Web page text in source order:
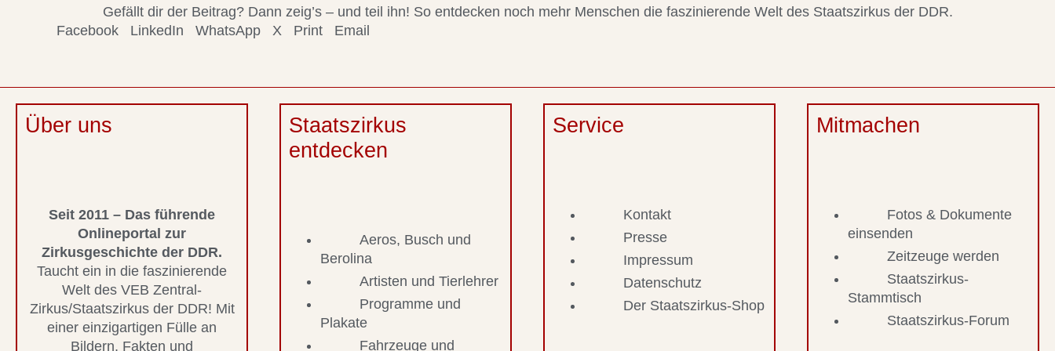
Gefällt dir der Beitrag? Dann zeig’s – und teil ihn! So entdecken noch mehr Menschen die faszinierende Welt des Staatszirkus der DDR.
Facebook
LinkedIn WhatsApp X Print Email
Über uns
Seit 2011 – Das führende
Onlineportal zur
Zirkusgeschichte der DDR.
Taucht ein in die faszinierende
Welt des VEB Zentral-
Zirkus/Staatszirkus der DDR! Mit
einer einzigartigen Fülle an
Bildern, Fakten und
Staatszirkus
entdecken
Aeros, Busch und
Berolina
Artisten und Tierlehrer
Programme und
Plakate
Fahrzeuge und
Service
Kontakt
Presse
Impressum
Datenschutz
Der Staatszirkus-Shop
Mitmachen
Fotos & Dokumente
einsenden
Zeitzeuge werden
Staatszirkus-
Stammtisch
Staatszirkus-Forum